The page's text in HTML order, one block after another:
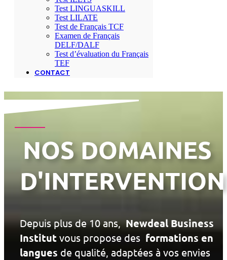
Test LINGUASKILL
Test LILATE
Test de Français TCF
Examen de Français
DELF/DALF
Test d’évaluation du Français
TEF
CONTACT
NOS DOMAINES
D'INTERVENTION
Depuis plus de 10 ans,Newdeal Business
Institut vous propose des formations en
langues de qualité, adaptées à vos envies